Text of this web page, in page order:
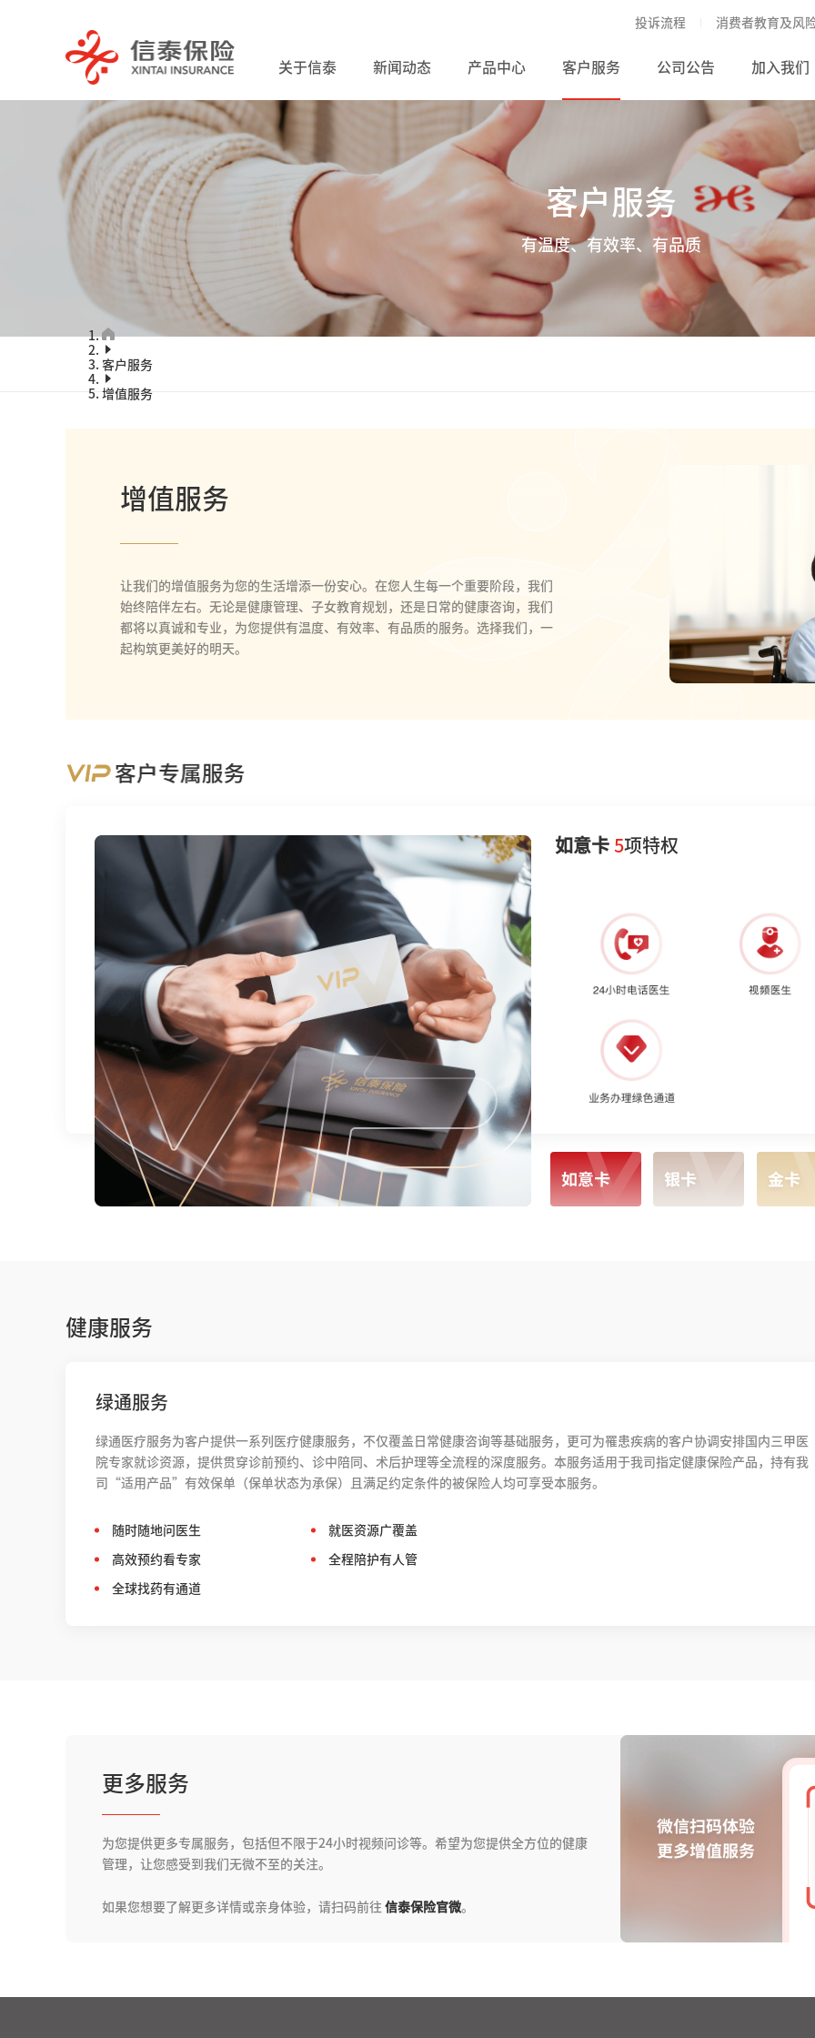
投诉流程 消费者教育及风
关于信泰 新闻动态 产品中心 客户服务 公司公告 加入我们
客户服务
有温度、有效率、有品质
客户服务
增值服务
增值服务
让我们的增值服务为您的生活增添一份安心。在您人生每一个重要阶段，我们
始终陪伴左右。无论是健康管理、子女教育规划，还是日常的健康咨询，我们
都将以真诚和专业，为您提供有温度、有效率、有品质的服务。选择我们，一
起构筑更美好的明天。
如意卡 5项特权
健康服务
绿通服务
绿通医疗服务为客户提供一系列医疗健康服务，不仅覆盖日常健康咨询等基础服务，更可为罹患疾病的客户协调安排国内三甲医
院专家就诊资源，提供贯穿诊前预约、诊中陪同、术后护理等全流程的深度服务。本服务适用于我司指定健康保险产品，持有我
司“适用产品”有效保单（保单状态为承保）且满足约定条件的被保险人均可享受本服务。
随时随地问医生 就医资源广覆盖
高效预约看专家 全程陪护有人管
全球找药有通道
更多服务
为您提供更多专属服务，包括但不限于24小时视频问诊等。希望为您提供全方位的健康
管理，让您感受到我们无微不至的关注。
如果您想要了解更多详情或亲身体验，请扫码前往 信泰保险官微。
微信扫码体验，更多增值服务，